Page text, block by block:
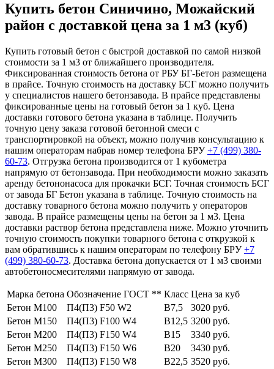
Купить бетон Синичино, Можайский
район с доставкой цена за 1 м3 (куб)
Купить готовый бетон с быстрой доставкой по самой низкой
стоимости за 1 м3 от ближайшего производителя.
Фиксированная стоимость бетона от РБУ БГ-Бетон размещена
в прайсе. Точную стоимость на доставку БСГ можно получить
у специалистов нашего бетонзавода. В прайсе представлены
фиксированные цены на готовый бетон за 1 куб. Цена
доставки готового бетона указана в таблице. Получить
точную цену заказа готовой бетонной смеси с
транспортировкой на объект, можно получив консультацию к
нашим операторам набрав номер телефона БРУ+7 (499) 380-
60-73. Отгрузка бетона производится от 1 кубометра
напрямую от бетонзавода. При необходимости можно заказать
аренду бетононасоса для прокачки БСГ. Точная стоимость БСГ
от завода БГ Бетон указана в таблице. Точную стоимость на
доставку товарного бетона можно получить у операторов
завода. В прайсе размещены цены на бетон за 1 м3. Цена
доставки раствор бетона представлена ниже. Можно уточнить
точную стоимость покупки товарного бетона с открузкой к
вам обратившись к нашим операторам по телефону БРУ+7
(499) 380-60-73. Доставка бетона допускается от 1 м3 своими
автобетоносмесителями напрямую от завода.
Марка бетона Обозначение ГОСТ ** Класс Цена за куб
Бетон М100
П4(П3) F50 W2 В7,5
3020 руб.
Бетон М150
П4(П3) F100 W4 В12,5 3200 руб.
Бетон М200
П4(П3) F150 W4 В15
3340 руб.
Бетон М250
П4(П3) F150 W6 В20
3430 руб.
Бетон М300
П4(П3) F150 W8 В22,5 3520 руб.